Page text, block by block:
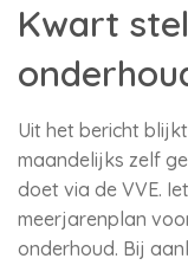
Kwart
Uit het bericht
maandelijks zelf
doet via de VVE.
meerjarenplan
onderhoud. Bij